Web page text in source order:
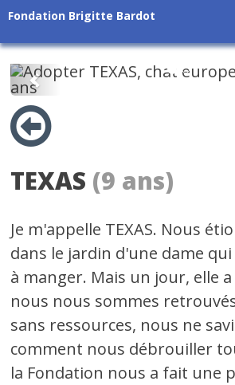
Fondation Brigitte Bardot
Précédent
TEXAS (9 ans)
Je m'appelle TEXAS. Nous
dans le jardin d'une dame
à manger. Mais un jour, elle
nous nous sommes
sans ressources, nous ne
comment nous débrouiller
la Fondation nous a fait une